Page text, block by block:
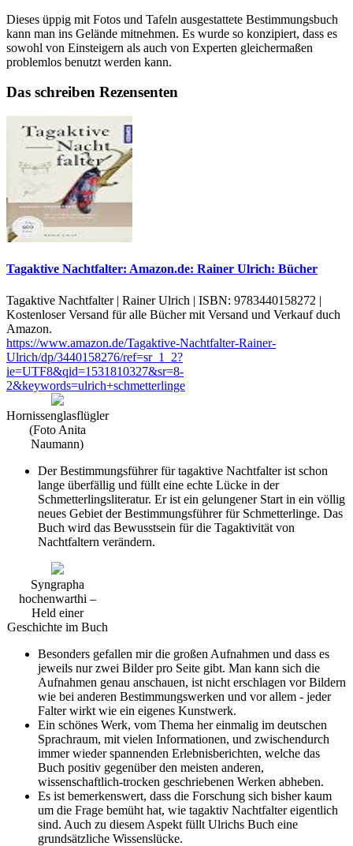
Dieses üppig mit Fotos und Tafeln ausgestattete Bestimmungsbuch
kann man ins Gelände mitnehmen. Es wurde so konzipiert, dass es
sowohl von Einsteigern als auch von Experten gleichermaßen
problemlos benutzt werden kann.
Das schreiben Rezensenten
Tagaktive Nachtfalter: Amazon.de: Rainer Ulrich: Bücher
Tagaktive Nachtfalter | Rainer Ulrich | ISBN: 9783440158272 |
Kostenloser Versand für alle Bücher mit Versand und Verkauf duch
Amazon.
https://www.amazon.de/Tagaktive-Nachtfalter-Rainer-
Ulrich/dp/3440158276/ref=sr_1_2?
ie=UTF8&qid=1531810327&sr=8-
2&keywords=ulrich+schmetterlinge
Hornissenglasflügler
(Foto Anita
Naumann)
Der Bestimmungsführer für tagaktive Nachtfalter ist schon
lange überfällig und füllt eine echte Lücke in der
Schmetterlingsliteratur. Er ist ein gelungener Start in ein völlig
neues Gebiet der Bestimmungsführer für Schmetterlinge. Das
Buch wird das Bewusstsein für die Tagaktivität von
Nachtfaltern verändern.
Syngrapha
hochenwarthi –
Held einer
Geschichte im Buch
Besonders gefallen mir die großen Aufnahmen und dass es
jeweils nur zwei Bilder pro Seite gibt. Man kann sich die
Aufnahmen genau anschauen, ist nicht erschlagen vor Bildern
wie bei anderen Bestimmungswerken und vor allem - jeder
Falter wirkt wie ein eigenes Kunstwerk.
Ein schönes Werk, vom Thema her einmalig im deutschen
Sprachraum, mit vielen Informationen, und zwischendurch
immer wieder spannenden Erlebnisberichten, welche das
Buch positiv gegenüber den meisten anderen,
wissenschaftlich-trocken geschriebenen Werken abheben.
Es ist bemerkenswert, dass die Forschung sich bisher kaum
um die Frage bemüht hat, wie tagaktiv Nachtfalter eigentlich
sind. Auch zu diesem Aspekt füllt Ulrichs Buch eine
grundsätzliche Wissenslücke.